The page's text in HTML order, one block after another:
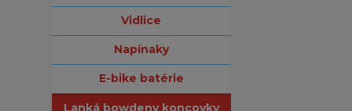
vidlice
napínaky
e-bike batérie
lanká bowdeny koncovky